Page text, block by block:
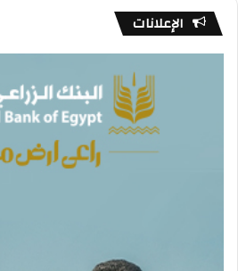
الإعلانات